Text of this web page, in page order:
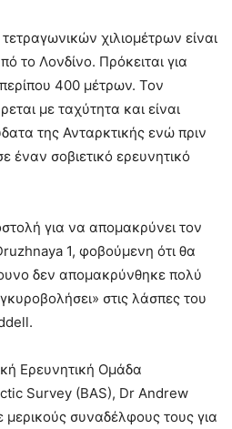
χιλιομέτρων είναι
το Λονδίνο. Πρόκειται για
400 μέτρων. Τον
με ταχύτητα και είναι
της Ανταρκτικής ενώ πριν
έναν σοβιετικό ερευνητικό
για να απομακρύνει τον
1, φοβούμενη ότι θα
δεν απομακρύνθηκε πολύ
στις λάσπες του
Ερευνητική Ομάδα
Survey (BAS), Dr Andrew
συναδέλφους τους για